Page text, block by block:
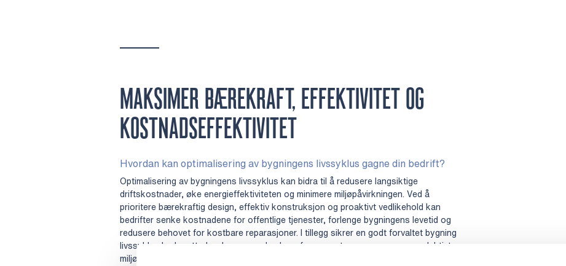
MAKSIMER BÆREKRAFT, EFFEKTIVITET OG
KOSTNADSEFFEKTIVITET
Hvordan kan optimalisering av bygningens livssyklus gagne din bedrift?
Optimalisering av bygningens livssyklus kan bidra til å redusere langsiktige
driftskostnader, øke energieffektiviteten og minimere miljøpåvirkningen. Ved å
prioritere bærekraftig design, effektiv konstruksjon og proaktivt vedlikehold kan
bedrifter senke kostnadene for offentlige tjenester, forlenge bygningens levetid og
redusere behovet for kostbare reparasjoner. I tillegg sikrer en godt forvaltet bygning
livssyklus bedre etterlevelse av regelverk og fremmer et sunnere og mer produktivt
miljø for brukerne.